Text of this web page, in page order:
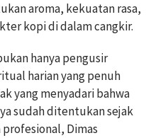
aroma, kekuatan rasa,
kopi di dalam cangkir.
hanya pengusir
harian yang penuh
yang menyadari bahwa
sudah ditentukan sejak
Dimas